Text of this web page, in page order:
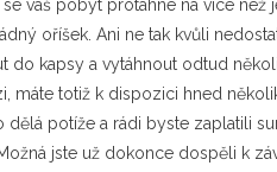
váš pobyt protáhne na více
oříšek. Ani ne tak kvůli
do kapsy a vytáhnout odtud
máte totiž k dispozici hned
potíže a rádi byste zaplatili
jste už dokonce dospěli k